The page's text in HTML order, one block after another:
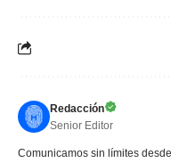
Redacción
Senior Editor
Comunicamos sin límites